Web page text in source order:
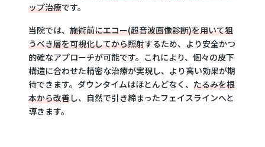
ップ治療です。
当院では、施術前にエコー(超音波画像診断)を用いて狙
うべき層を可視化してから照射するため、より安全かつ
的確なアプローチが可能です。これにより、個々の皮下
構造に合わせた精密な治療が実現し、より高い効果が期
待できます。ダウンタイムはほとんどなく、たるみを根
本から改善し、自然で引き締まったフェイスラインへと
導きます。